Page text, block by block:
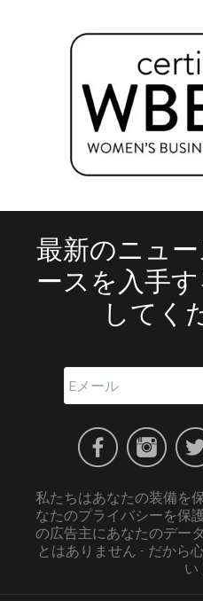
最新のニュ
ースを入手
してく
私たちはあなたの装備を
なたのプライバシーを保
の広告主にあなたのデー
とはありません - だから
い